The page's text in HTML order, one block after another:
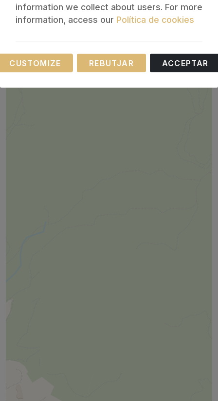
information we collect about users. For more
information, access our Política de cookies
Necessary
These cookies are necessary for the operation of
CUSTOMIZE REBUTJAR ACCEPTAR